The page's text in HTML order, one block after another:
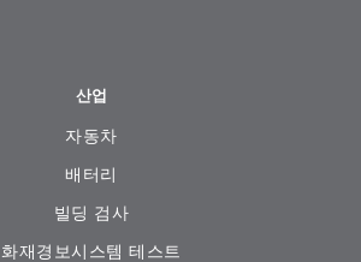
산업
자동차
배터리
빌딩 검사
화재경보시스템 테스트